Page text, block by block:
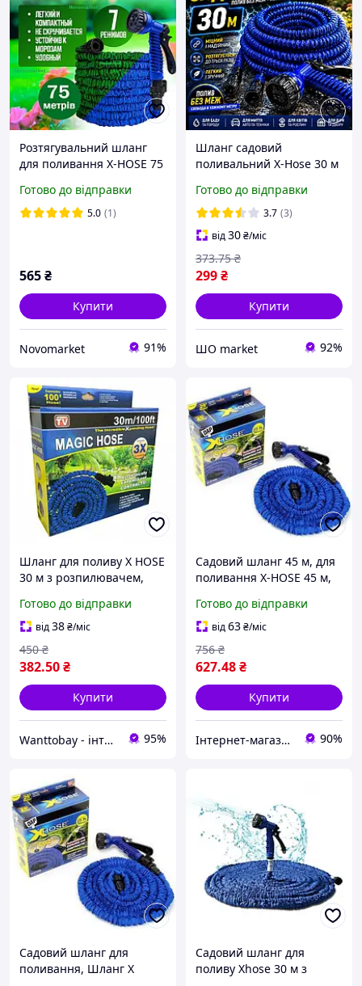
Розтягувальний шланг
для поливання X-HOSE 75
поливальний із
розпилювачем
Готово до відправки
5.0 (1)
565₴
Купити
Novomarket 91%
Шланг садовий
поливальний X-Hose 30 м
синій для саду та городу
Готово до відправки
3.7 (3)
від30₴/міс
299₴
373.75 ₴
Купити
ШО market 92%
Шланг для поливу X HOSE
30 м з розпилювачем,
поливальний шланг для
саду
Готово до відправки
від38₴/міс
382.50₴
450 ₴
Купити
Wanttobay - інтернет магазин дитячих іграшок 95%
Садовий шланг 45 м, для
поливання X-HOSE 45 м,
розтягувальний диво-
шланг Стрейч Хоз,
насадка розпилювач
Готово до відправки
від63₴/міс
627.48₴
756 ₴
Купити
Інтернет-магазин "Grandmarket24" 90%
Садовий шланг для
поливання, Шланг X
Садовий шланг для
поливу Xhose 30 м з